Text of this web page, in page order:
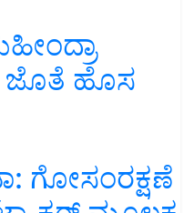
ಜೊತೆ ಹೊಸ
ಗೋಸಂರಕ್ಷಣೆ